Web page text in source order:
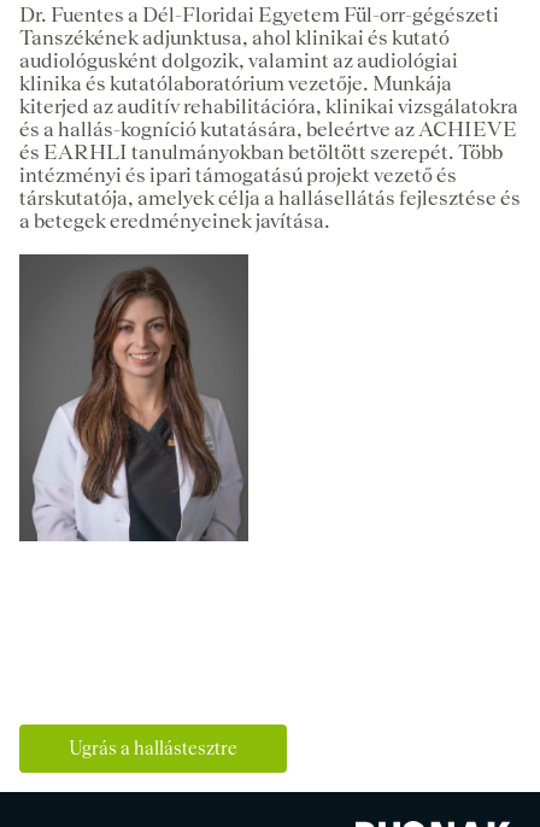
Dr. Fuentes a Dél-Floridai Egyetem Fül-orr-gégészeti
Tanszékének adjunktusa, ahol klinikai és kutató
audiológusként dolgozik, valamint az audiológiai
klinika és kutatólaboratórium vezetője. Munkája
kiterjed az auditív rehabilitációra, klinikai vizsgálatokra
és a hallás-kogníció kutatására, beleértve az ACHIEVE
és EARHLI tanulmányokban betöltött szerepét. Több
intézményi és ipari támogatású projekt vezető és
társkutatója, amelyek célja a hallásellátás fejlesztése és
a betegek eredményeinek javítása.
Ugrás a hallástesztre